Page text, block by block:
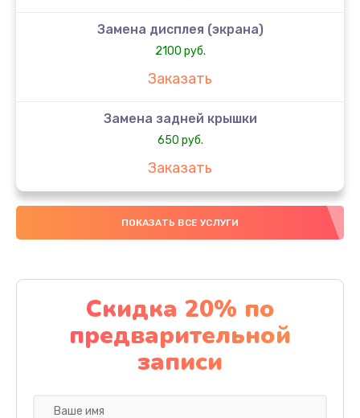
Замена дисплея (экрана)
2100 руб.
Заказать
Замена задней крышки
650 руб.
Заказать
Замена аккумулятора
4000 руб.
Замена материнской платы
1100 руб.
Заказать
ПОКАЗАТЬ ВСЕ УСЛУГИ
Скидка 20% по
предварительной
записи